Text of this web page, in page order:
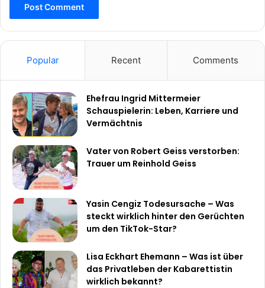
Popular Recent Comments
Ehefrau Ingrid Mittermeier
Schauspielerin: Leben, Karriere und
Vermächtnis
Vater von Robert Geiss verstorben:
Trauer um Reinhold Geiss
Yasin Cengiz Todesursache – Was
steckt wirklich hinter den Gerüchten
um den TikTok-Star?
Lisa Eckhart Ehemann – Was ist über
das Privatleben der Kabarettistin
wirklich bekannt?